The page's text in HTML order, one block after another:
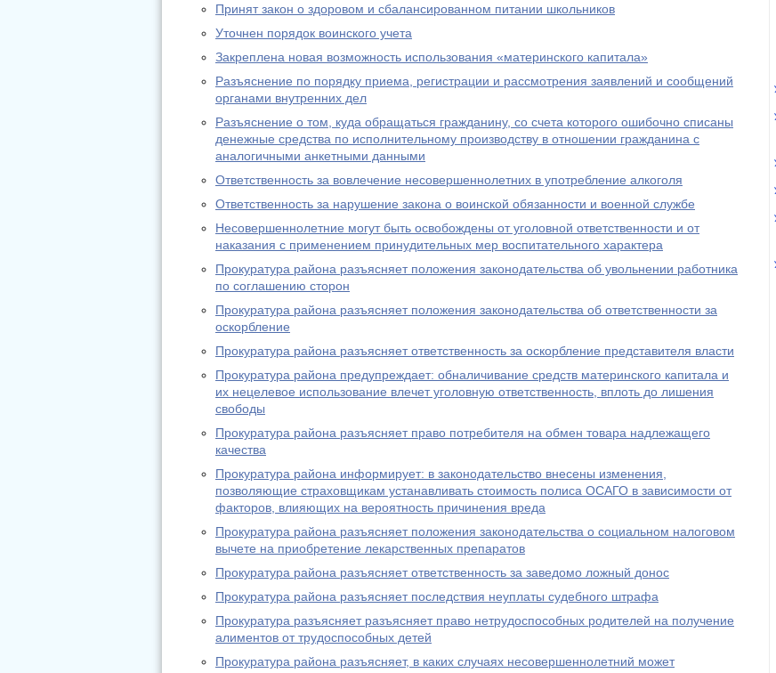
Принят закон о здоровом и сбалансированном питании школьников
Уточнен порядок воинского учета
Закреплена новая возможность использования «материнского капитала»
Разъяснение по порядку приема, регистрации и рассмотрения заявлений и сообщений
органами внутренних дел
Разъяснение о том, куда обращаться гражданину, со счета которого ошибочно списаны
денежные средства по исполнительному производству в отношении гражданина с
аналогичными анкетными данными
Ответственность за вовлечение несовершеннолетних в употребление алкоголя
Ответственность за нарушение закона о воинской обязанности и военной службе
Несовершеннолетние могут быть освобождены от уголовной ответственности и от
наказания с применением принудительных мер воспитательного характера
Прокуратура района разъясняет положения законодательства об увольнении работника
по соглашению сторон
Прокуратура района разъясняет положения законодательства об ответственности за
оскорбление
Прокуратура района разъясняет ответственность за оскорбление представителя власти
Прокуратура района предупреждает: обналичивание средств материнского капитала и
их нецелевое использование влечет уголовную ответственность, вплоть до лишения
свободы
Прокуратура района разъясняет право потребителя на обмен товара надлежащего
качества
Прокуратура района информирует: в законодательство внесены изменения,
позволяющие страховщикам устанавливать стоимость полиса ОСАГО в зависимости от
факторов, влияющих на вероятность причинения вреда
Прокуратура района разъясняет положения законодательства о социальном налоговом
вычете на приобретение лекарственных препаратов
Прокуратура района разъясняет ответственность за заведомо ложный донос
Прокуратура района разъясняет последствия неуплаты судебного штрафа
Прокуратура разъясняет разъясняет право нетрудоспособных родителей на получение
алиментов от трудоспособных детей
Прокуратура района разъясняет, в каких случаях несовершеннолетний может